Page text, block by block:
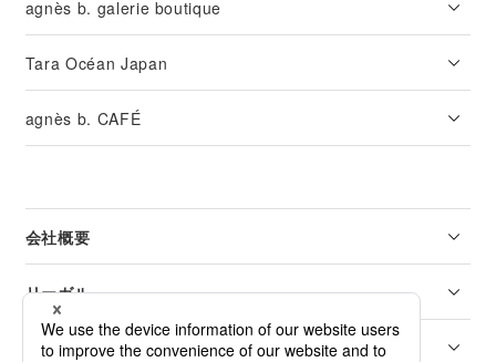
agnès b. galerie boutique
Tara Océan Japan
agnès b. CAFÉ
会社概要
リーガル
カスタマーサービス